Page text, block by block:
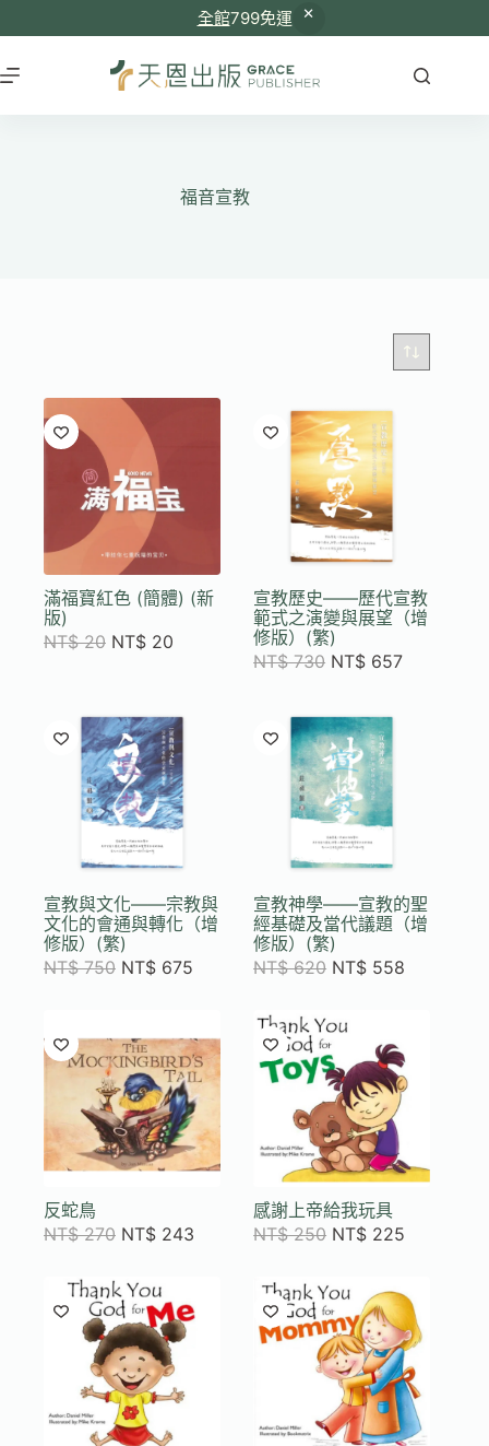
全館799免運
至
主
福音宣教
滿福寶紅色 (簡體) (新
版)
NT$20 NT$ 20
宣教歷史——歷代宣教
範式之演變與展望（增
修版）(繁)
NT$730 NT$ 657
宣教與文化——宗教與
文化的會通與轉化（增
修版）(繁)
NT$750 NT$ 675
宣教神學——宣教的聖
經基礎及當代議題（增
修版）(繁)
NT$620 NT$ 558
反蛇鳥
NT$270 NT$ 243
感謝上帝給我玩具
NT$250 NT$ 225